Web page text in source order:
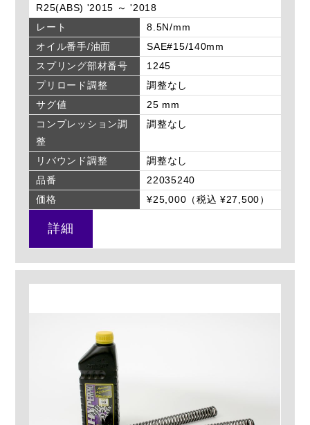
R25(ABS) '2015 ～ '2018
レート
8.5N/mm
オイル番手/油面
SAE#15/140mm
スプリング部材番号
1245
プリロード調整
調整なし
サグ値
25 mm
コンプレッション調
整
調整なし
リバウンド調整
調整なし
品番
22035240
価格
¥25,000（税込 ¥27,500）
詳細